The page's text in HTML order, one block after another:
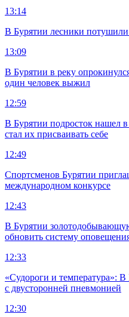
13:14
В Бурятии лесники
13:09
В Бурятии в реку
один человек выжил
12:59
В Бурятии подросток нашел
стал их присваивать себе
12:49
Спортсменов Бурятии
международном конкурсе
12:43
В Бурятии
обновить систему
12:33
«Судороги и температура»:
с двусторонней пневмонией
12:30